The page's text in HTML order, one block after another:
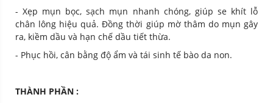
- Xẹp mụn bọc, sạch mụn nhanh chóng, giúp se khít lỗ
chân lông hiệu quả. Đồng thời giúp mờ thâm do mụn gây
ra, kiềm dầu và hạn chế dầu tiết thừa.
- Phục hồi, cân bằng độ ẩm và tái sinh tế bào da non.
THÀNH PHẦN :